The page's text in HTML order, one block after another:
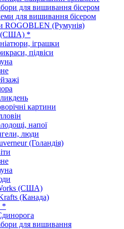
для вишивання бісером
для вишивання бісером
ROGOBLEN (Румунія)
(США) *
іграшки
підвіси
картини
напої
люди
(Голандія)
(США)
(Канада)
*
для вишивання